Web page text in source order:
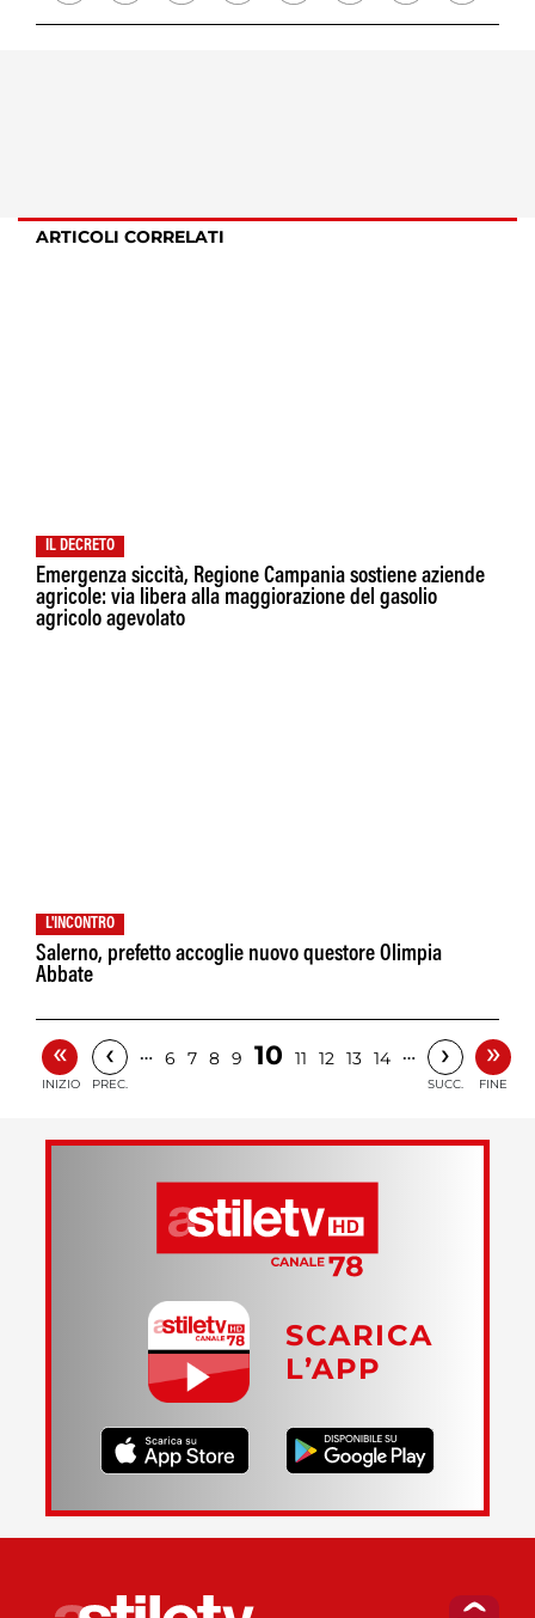
ARTICOLI CORRELATI
IL DECRETO
Emergenza siccità, Regione Campania sostiene aziende
agricole: via libera alla maggiorazione del gasolio
agricolo agevolato
L'INCONTRO
Salerno, prefetto accoglie nuovo questore Olimpia
Abbate
«
INIZIO
‹
PREC.
… 6 7 8 9 10 11 12 13 14 … ›
SUCC.
»
FINE
SCARICA
L’APP